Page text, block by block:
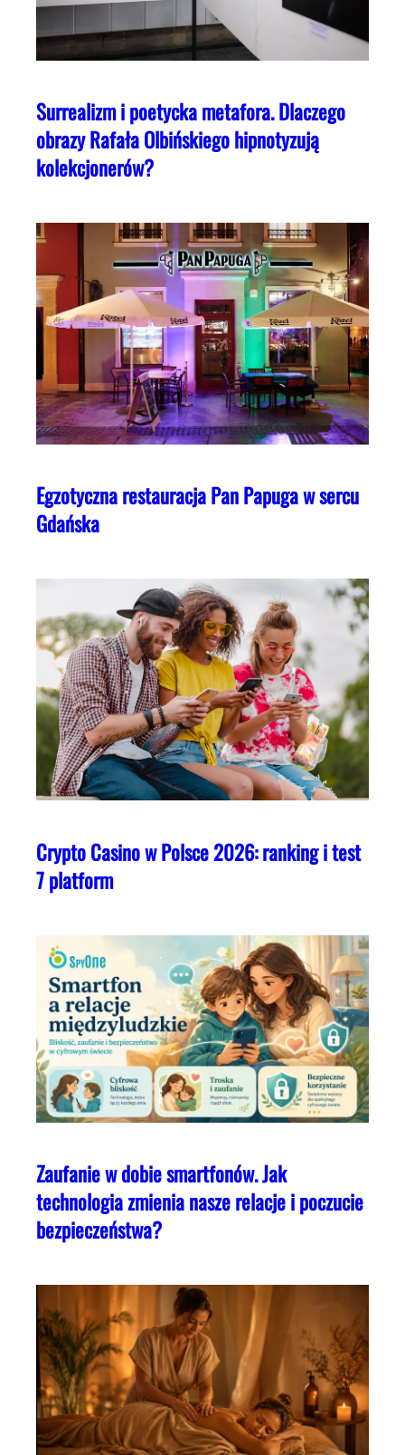
Surrealizm i poetycka metafora. Dlaczego
obrazy Rafała Olbińskiego hipnotyzują
kolekcjonerów?
Egzotyczna restauracja Pan Papuga w sercu
Gdańska
Crypto Casino w Polsce 2026: ranking i test
7 platform
Zaufanie w dobie smartfonów. Jak
technologia zmienia nasze relacje i poczucie
bezpieczeństwa?